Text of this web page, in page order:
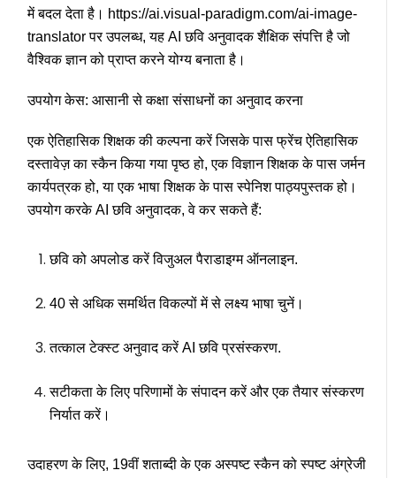
में बदल देता है। https://ai.visual-paradigm.com/ai-image-
translator पर उपलब्ध, यहAI छवि अनुवादकशैक्षिक संपत्ति है जो
वैश्विक ज्ञान को प्राप्त करने योग्य बनाता है।
उपयोग केस: आसानी से कक्षा संसाधनों का अनुवाद करना
एक ऐतिहासिक शिक्षक की कल्पना करें जिसके पास फ्रेंच ऐतिहासिक
दस्तावेज़ का स्कैन किया गया पृष्ठ हो, एक विज्ञान शिक्षक के पास जर्मन
कार्यपत्रक हो, या एक भाषा शिक्षक के पास स्पेनिश पाठ्यपुस्तक हो।
उपयोग करकेAI छवि अनुवादक, वे कर सकते हैं:
छवि को अपलोड करेंविजुअल पैराडाइग्म ऑनलाइन.
40 से अधिक समर्थित विकल्पों में से लक्ष्य भाषा चुनें।
तत्काल टेक्स्ट अनुवाद करेंAI छवि प्रसंस्करण.
सटीकता के लिए परिणामों के संपादन करें और एक तैयार संस्करण
निर्यात करें।
उदाहरण के लिए, 19वीं शताब्दी के एक अस्पष्ट स्कैन को स्पष्ट अंग्रेजी